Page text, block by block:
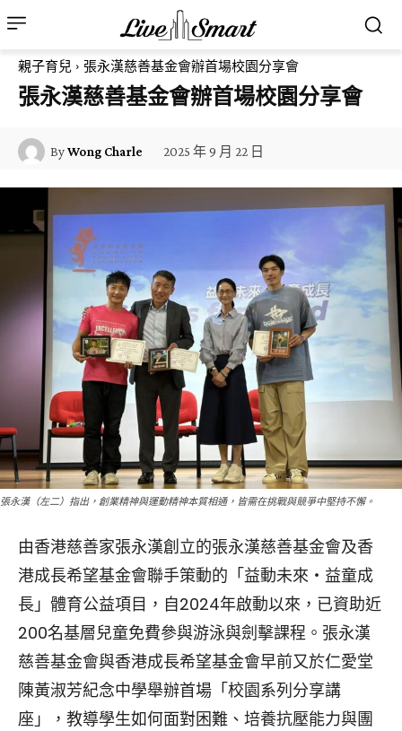
親子育兒 張永漢慈善基金會辦首場校園分享會
張永漢慈善基金會辦首場校園分享會
ByWong Charle 2025 年 9 月 22 日
張永漢（左二）指出，創業精神與運動精神本質相通，皆需在挑戰與競爭中堅持不懈。
由香港慈善家張永漢創立的張永漢慈善基金會及香
港成長希望基金會聯手策動的「益動未來‧益童成
長」體育公益項目，自2024年啟動以來，已資助近
200名基層兒童免費參與游泳與劍擊課程。張永漢
慈善基金會與香港成長希望基金會早前又於仁愛堂
陳黃淑芳紀念中學舉辦首場「校園系列分享講
座」，教導學生如何面對困難、培養抗壓能力與團